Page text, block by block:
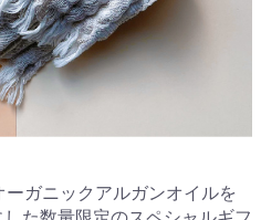
ーガニックアルガンオイルを